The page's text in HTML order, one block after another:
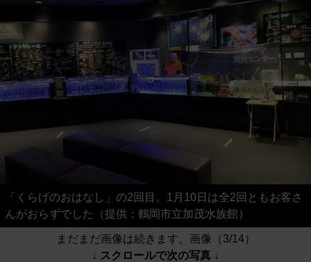
「くらげのおはなし」の2回目。1月10日は全2回ともお客さ
んがおらずでした（提供：鶴岡市立加茂水族館）
まだまだ画像は続きます。画像（3/14）
↓ スクロールで次の写真 ↓